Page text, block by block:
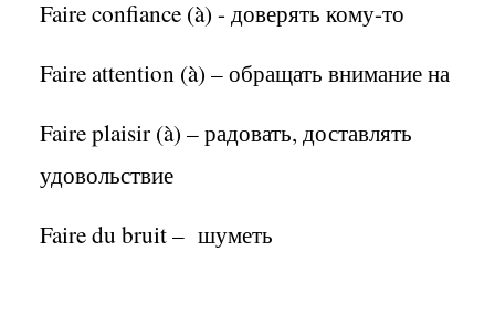
Faire confiance (à) - доверять кому-то
Faire attention (à) – обращать внимание на
Faire plaisir (à) – радовать, доставлять
удовольствие
Faire du bruit – шуметь